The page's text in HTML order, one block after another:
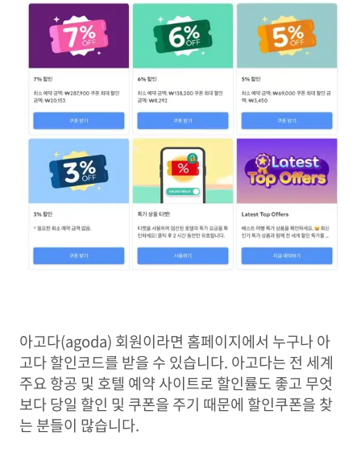
아고다(agoda) 회원이라면 홈페이지에서 누구나 아
고다 할인코드를 받을 수 있습니다. 아고다는 전 세계
주요 항공 및 호텔 예약 사이트로 할인률도 좋고 무엇
보다 당일 할인 및 쿠폰을 주기 때문에 할인쿠폰을 찾
는 분들이 많습니다.